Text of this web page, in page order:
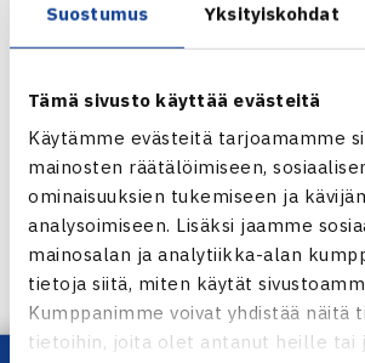
Suostumus Yksityiskohdat
Tämä sivusto käyttää evästeitä
Käytämme evästeitä tarjoamamme
mainosten räätälöimiseen,
ominaisuuksien tukemiseen ja
analysoimiseen. Lisäksi jaamme
mainosalan ja analytiikka-alan
tietoja siitä, miten käytät
Kumppanimme voivat yhdistää näitä
tietoihin, joita olet antanut heille tai
Naisten 10.000$ ITF-turnaus
21.-27.5.2012 Sumter, USA
Kaksinpeli
2.kierrosta: Piia Suomalainen (1.) –
(karsija) 64 60
Sumterin naisten ITF-turnaus